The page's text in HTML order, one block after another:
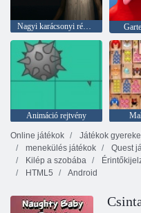
Nagyi karácsonyi rémálma
Animáció rejtvény
Online játékok
Játékok
menekülés játékok
Quest
Kilép a szobába
HTML5
Android